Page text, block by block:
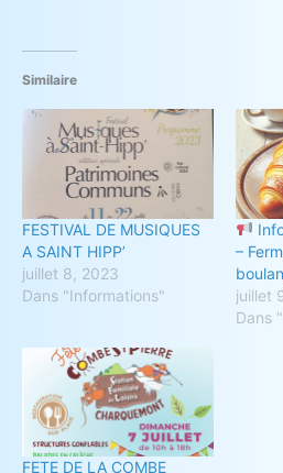
Similaire
FESTIVAL DE MUSIQUES
A SAINT HIPP’
juillet 8, 2023
Dans "Informations"
–
juillet
Dans
FETE DE LA COMBE